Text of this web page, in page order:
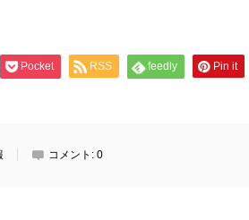
Pocket RSS feedly Pin it
コメント: 0